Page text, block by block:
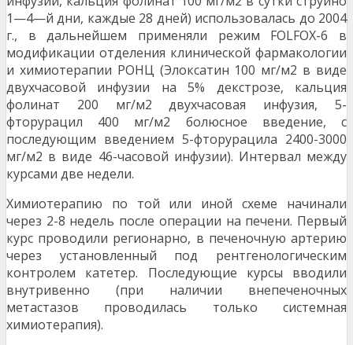
1—4—й дни, каждые 28 дней) ис­пользовалась до 2004
г., в дальнейшем применя­ли режим FOLFOX-6 в
модификации отделения клинической фармакологии
и химиотерапии РОНЦ (Элоксатин 100 мг/м2 в виде
двухчасовой инфузии на 5% декстрозе, кальция
фолинат 200 мг/м2 двухчасовая инфузия, 5-
фторурацил 400 мг/м2 болюсное введение, с
последующим вве­дением 5-фторурацила 2400-3000
мг/м2 в виде 46-часовой инфузии). Интервал между
курсами две недели.
Химиотерапию по той или иной схеме начинали
через 2-8 недель после операции на печени. Первый
курс проводили регионарно, в печеночную артерию
через установленный под рентгенологическим
контролем катетер. После­дующие курсы вводили
внутривенно (при наличии внепеченочных
метастазов проводилась только системная
химиотерапия).